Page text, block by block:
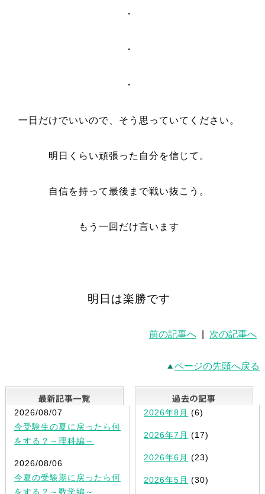
・
・
・
一日だけでいいので、そう思っていてください。
明日くらい頑張った自分を信じて。
自信を持って最後まで戦い抜こう。
もう一回だけ言います
明日は楽勝です
前の記事へ 次の記事へ
ページの先頭へ戻る
最新記事一覧
2026/08/07
今受験生の夏に戻ったら何
をする？～理科編～
2026/08/06
今夏の受験期に戻ったら何
をする？～数学編～
2026年8月 (6)
2026年7月 (17)
2026年6月 (23)
2026年5月 (30)